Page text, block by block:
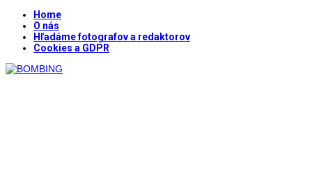
Home
O nás
Hľadáme fotografov a redaktorov
Cookies a GDPR